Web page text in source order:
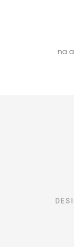
na